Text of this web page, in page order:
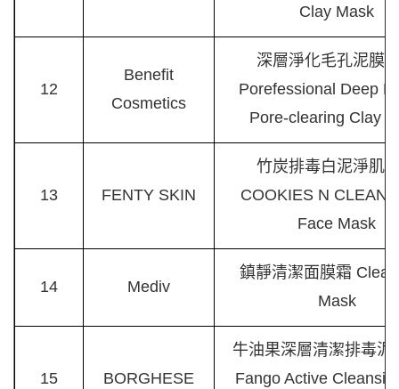
Clay Mask
12
Benefit
Cosmetics
深層淨化毛孔泥膜
Porefessional Deep
Pore-clearing Clay
13 FENTY SKIN
竹炭排毒白泥淨肌
COOKIES N CLEAN
Face Mask
14 Mediv
鎮靜清潔面膜霜
Mask
15 BORGHESE
牛油果深層清潔排毒泥
Fango Active